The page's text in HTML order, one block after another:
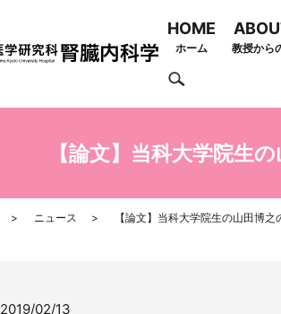
HOME
ホーム 教授から
【論文】当科大学院生
ニュース 【論文】当科大学院生の山田博
2019/02/13